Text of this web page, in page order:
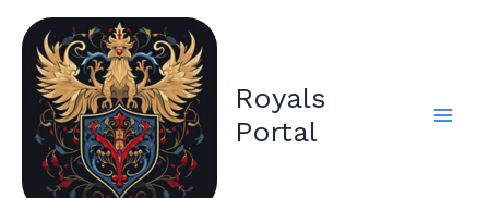
Inhalt
springen
Royals
Portal